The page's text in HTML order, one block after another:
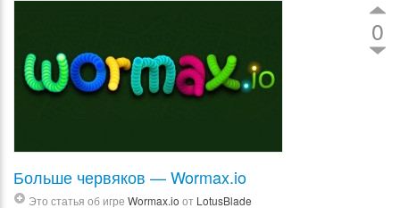
0
Больше червяков — Wormax.io
Это статья об игре Wormax.io от LotusBlade